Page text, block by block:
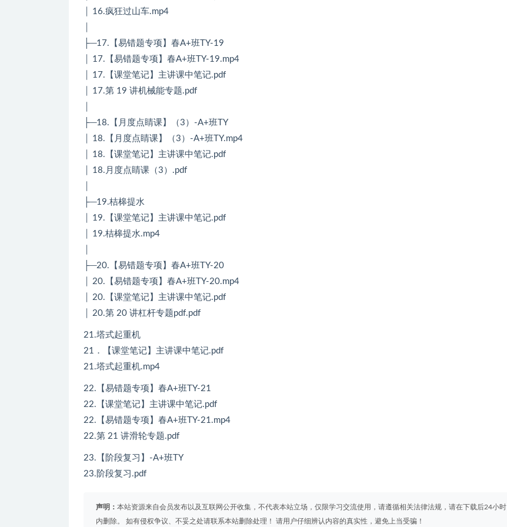
│ 16.疯狂过山车.mp4
├─17.【易错题专项】春A+班TY-19
│ 17.【易错题专项】春A+班TY-19.mp4
│ 17.【课堂笔记】主讲课中笔记.pdf
│ 17.第 19 讲机械能专题.pdf
├─18.【月度点睛课】（3）-A+班TY
│ 18.【月度点睛课】（3）-A+班TY.mp4
│ 18.【课堂笔记】主讲课中笔记.pdf
│ 18.月度点睛课（3）.pdf
├─19.桔槔提水
│ 19.【课堂笔记】主讲课中笔记.pdf
│ 19.桔槔提水.mp4
├─20.【易错题专项】春A+班TY-20
│ 20.【易错题专项】春A+班TY-20.mp4
│ 20.【课堂笔记】主讲课中笔记.pdf
│ 20.第 20 讲杠杆专题pdf.pdf
21.塔式起重机
21．【课堂笔记】主讲课中笔记.pdf
21.塔式起重机.mp4
22.【易错题专项】春A+班TY-21
22.【课堂笔记】主讲课中笔记.pdf
22.【易错题专项】春A+班TY-21.mp4
22.第 21 讲滑轮专题.pdf
23.【阶段复习】-A+班TY
23.阶段复习.pdf
声明： 本站资源来自会员发布以及互联网公开收集，不代表本站立场，仅限学习交流使用，请遵循相关法律法规，请在下载后24小时
内删除。 如有侵权争议、不妥之处请联系本站删除处理！ 请用户仔细辨认内容的真实性，避免上当受骗！